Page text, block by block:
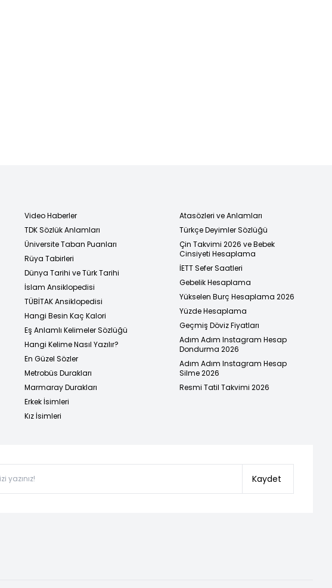
Video Haberler
TDK Sözlük Anlamları
Üniversite Taban Puanları
Rüya Tabirleri
Dünya Tarihi ve Türk Tarihi
İslam Ansiklopedisi
TÜBİTAK Ansiklopedisi
Hangi Besin Kaç Kalori
Eş Anlamlı Kelimeler Sözlüğü
Hangi Kelime Nasıl Yazılır?
En Güzel Sözler
Metrobüs Durakları
Marmaray Durakları
Erkek İsimleri
Kız İsimleri
Atasözleri ve Anlamları
Türkçe Deyimler Sözlüğü
Çin Takvimi 2026 ve Bebek
Cinsiyeti Hesaplama
İETT Sefer Saatleri
Gebelik Hesaplama
Yükselen Burç Hesaplama 2026
Yüzde Hesaplama
Geçmiş Döviz Fiyatları
Adım Adım Instagram Hesap
Dondurma 2026
Adım Adım Instagram Hesap
Silme 2026
Resmi Tatil Takvimi 2026
Kaydet